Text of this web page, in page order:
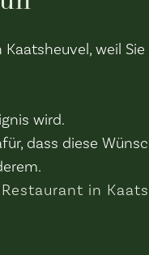
weil
wird.
dass diese
Restaurant in